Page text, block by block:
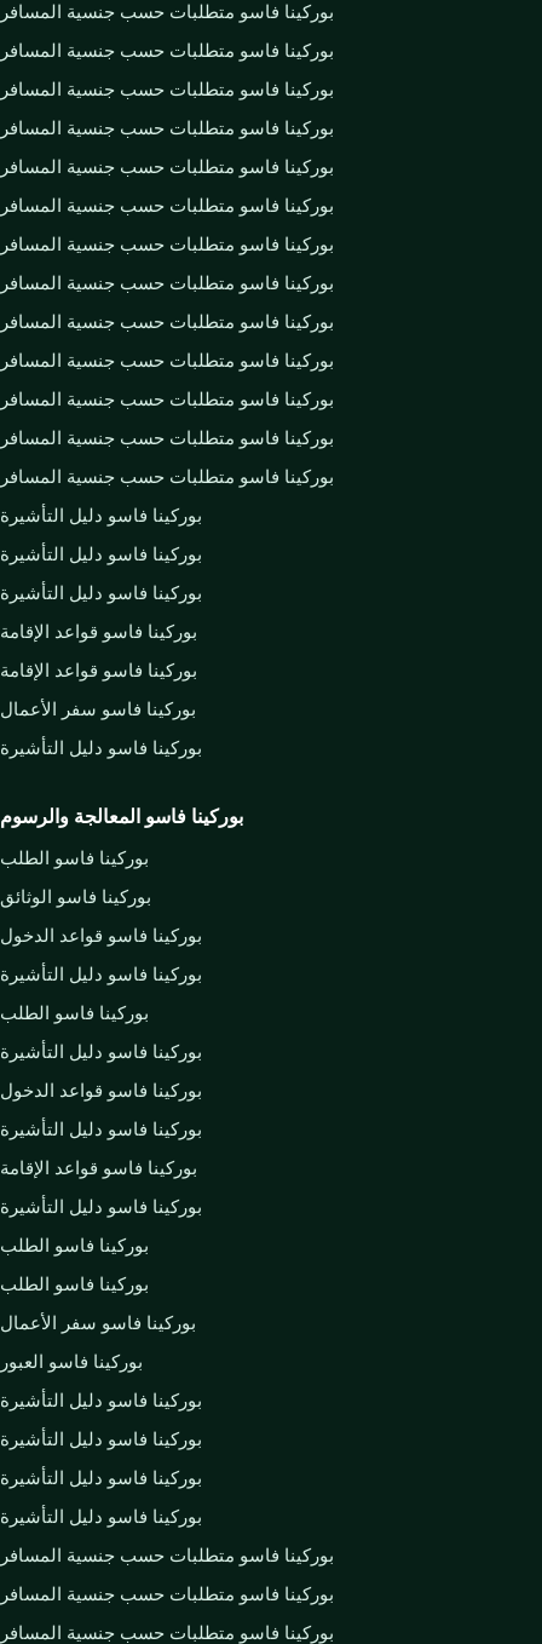
بوركينا فاسو متطلبات حسب جنسية المسافر
بوركينا فاسو متطلبات حسب جنسية المسافر
بوركينا فاسو متطلبات حسب جنسية المسافر
بوركينا فاسو متطلبات حسب جنسية المسافر
بوركينا فاسو متطلبات حسب جنسية المسافر
بوركينا فاسو متطلبات حسب جنسية المسافر
بوركينا فاسو متطلبات حسب جنسية المسافر
بوركينا فاسو متطلبات حسب جنسية المسافر
بوركينا فاسو متطلبات حسب جنسية المسافر
بوركينا فاسو متطلبات حسب جنسية المسافر
بوركينا فاسو متطلبات حسب جنسية المسافر
بوركينا فاسو متطلبات حسب جنسية المسافر
بوركينا فاسو متطلبات حسب جنسية المسافر
بوركينا فاسو دليل التأشيرة
بوركينا فاسو دليل التأشيرة
بوركينا فاسو دليل التأشيرة
بوركينا فاسو قواعد الإقامة
بوركينا فاسو قواعد الإقامة
بوركينا فاسو سفر الأعمال
بوركينا فاسو دليل التأشيرة
بوركينا فاسو المعالجة والرسوم
بوركينا فاسو الطلب
بوركينا فاسو الوثائق
بوركينا فاسو قواعد الدخول
بوركينا فاسو دليل التأشيرة
بوركينا فاسو الطلب
بوركينا فاسو دليل التأشيرة
بوركينا فاسو قواعد الدخول
بوركينا فاسو دليل التأشيرة
بوركينا فاسو قواعد الإقامة
بوركينا فاسو دليل التأشيرة
بوركينا فاسو الطلب
بوركينا فاسو الطلب
بوركينا فاسو سفر الأعمال
بوركينا فاسو العبور
بوركينا فاسو دليل التأشيرة
بوركينا فاسو دليل التأشيرة
بوركينا فاسو دليل التأشيرة
بوركينا فاسو دليل التأشيرة
بوركينا فاسو متطلبات حسب جنسية المسافر
بوركينا فاسو متطلبات حسب جنسية المسافر
بوركينا فاسو متطلبات حسب جنسية المسافر